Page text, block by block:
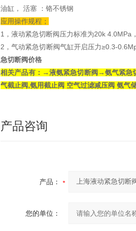
油缸， 活塞 ：铬不锈钢
应用操作规程；
1，液动紧急切断阀压力标准为20k 4.0MPa
2，气动紧急切断阀气缸开启压力≥0.3-
急切断阀价格
相关产品有：→液氨紧急切断阀→氨气紧
气截止阀,氨用截止阀 空气过滤减压阀 氨气
产品咨询
产品：
您的单位：